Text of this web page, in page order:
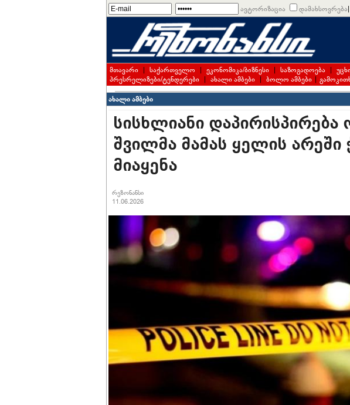
ავტორიზაცია დამახსოვრება|
მთავარი | საქართველო | ეკონომიკა/ბიზნესი | საზოგადოება |
პრესრელიზები/ტენდერები | ახალი ამბები | ბოლო ამბები |
ახალი ამბები
სისხლიანი დაპირისპირება
შვილმა მამას ყელის
მიაყენა
რეზონანსი
11.06.2026